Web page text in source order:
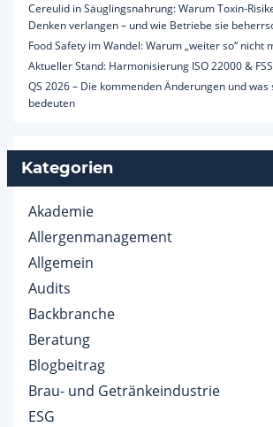
Cereulid in Säuglingsnahrung: Warum Toxin-
Denken verlangen – und wie Betriebe sie
Food Safety im Wandel: Warum „weiter so“ nicht
Aktueller Stand: Harmonisierung ISO 22000 &
QS 2026 – Die kommenden Änderungen und
bedeuten
Kategorien
Akademie
Allergenmanagement
Allgemein
Audits
Backbranche
Beratung
Blogbeitrag
Brau- und Getränkeindustrie
ESG